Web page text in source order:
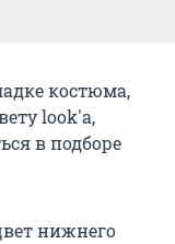
костюма,
look'а,
в подборе
нижнего